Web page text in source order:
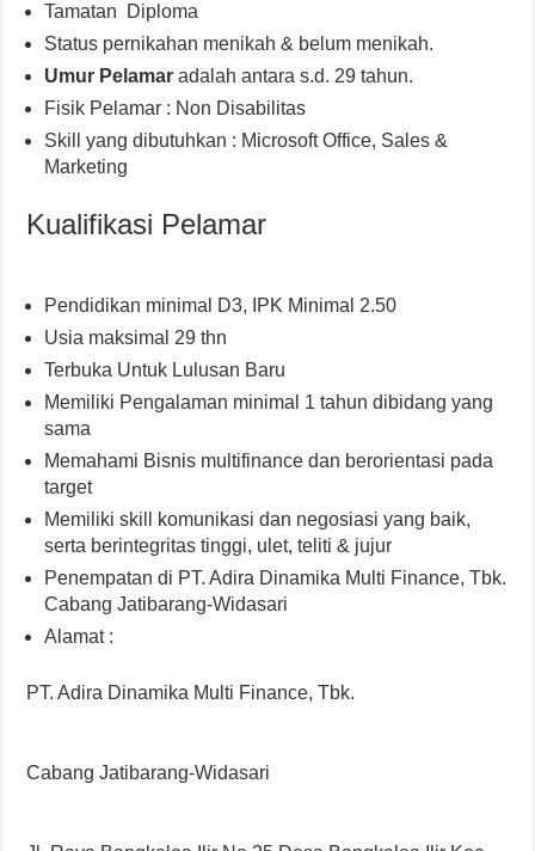
Tamatan Diploma
Status pernikahan menikah & belum menikah.
Umur Pelamaradalah antara s.d. 29 tahun.
Fisik Pelamar : Non Disabilitas
Skill yang dibutuhkan : Microsoft Office, Sales &
Marketing
Kualifikasi Pelamar
Pendidikan minimal D3, IPK Minimal 2.50
Usia maksimal 29 thn
Terbuka Untuk Lulusan Baru
Memiliki Pengalaman minimal 1 tahun dibidang yang
sama
Memahami Bisnis multifinance dan berorientasi pada
target
Memiliki skill komunikasi dan negosiasi yang baik,
serta berintegritas tinggi, ulet, teliti & jujur
Penempatan di PT. Adira Dinamika Multi Finance, Tbk.
Cabang Jatibarang-Widasari
Alamat :
PT. Adira Dinamika Multi Finance, Tbk.
Cabang Jatibarang-Widasari